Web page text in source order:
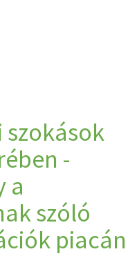
szokások
-
a
szóló
piacán